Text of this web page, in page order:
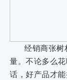
经销商张树
量。不论多么
话，好产品才